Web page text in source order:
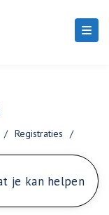
/ Registraties /